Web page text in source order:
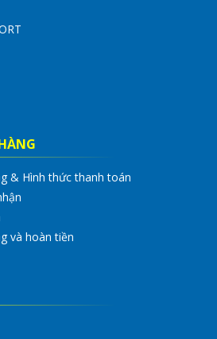
& Hình thức thanh toán
và hoàn tiền